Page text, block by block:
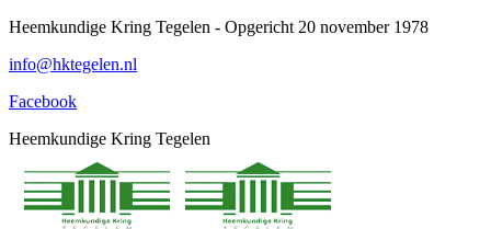
Spring
content
Heemkundige Kring Tegelen - Opgericht 20 november 1978
info@hktegelen.nl
Facebook
Heemkundige Kring Tegelen